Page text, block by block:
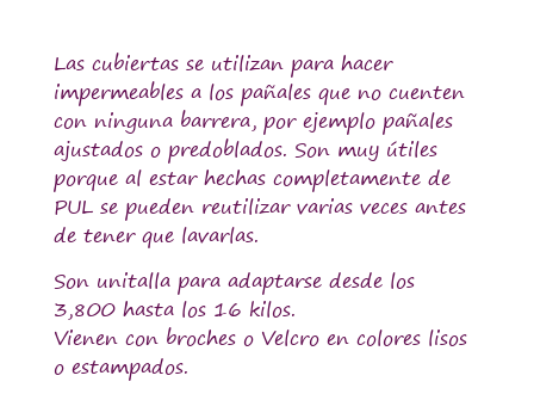
Las cubiertas se utilizan para hacer
impermeables a los pañales que no cuenten
con ninguna barrera, por ejemplo pañales
ajustados o predoblados. Son muy útiles
porque al estar hechas completamente de
PUL se pueden reutilizar varias veces antes
de tener que lavarlas.
Son unitalla para adaptarse desde los
3,800 hasta los 16 kilos.
Vienen con broches o Velcro en colores lisos
o estampados.